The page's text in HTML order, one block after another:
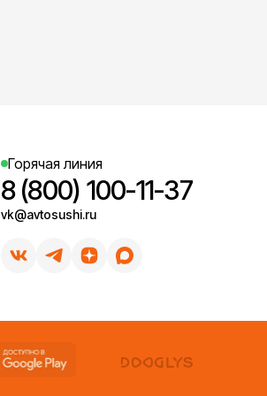
Горячая линия
8 (800) 100-11-37
vk@avtosushi.ru